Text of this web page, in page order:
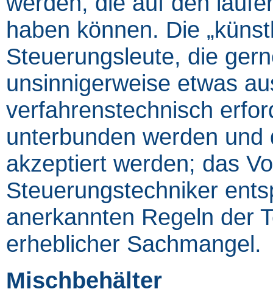
haben können. Die
Steuerungsleute, die
unsinnigerweise etwas
verfahrenstechnisch
unterbunden werden
akzeptiert werden; das
Steuerungstechniker
anerkannten Regeln der
erheblicher Sachmangel.
Mischbehälter